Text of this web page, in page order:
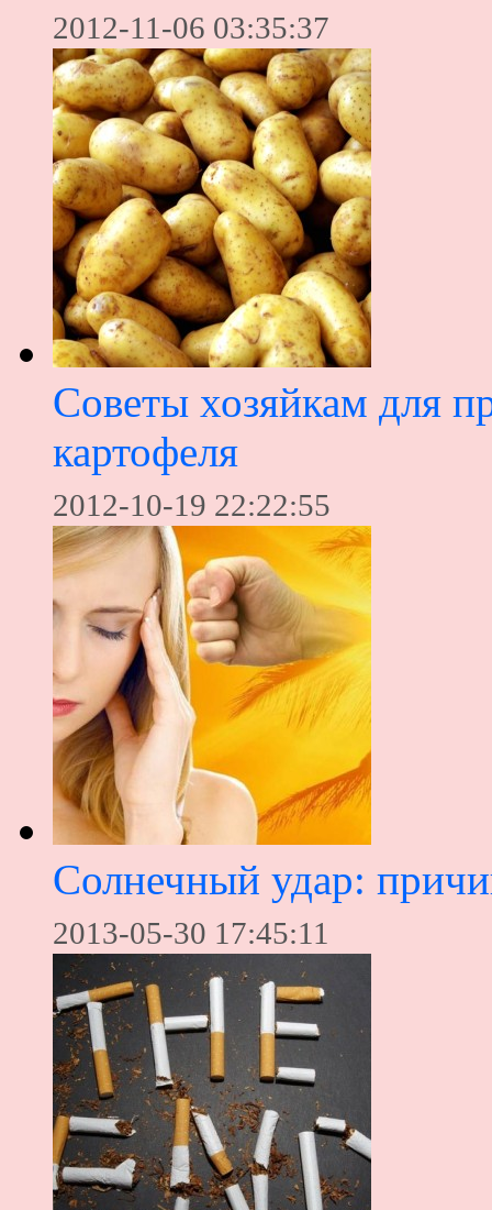
2012-11-06 03:35:37
Советы хозяйкам для
картофеля
2012-10-19 22:22:55
Солнечный удар:
2013-05-30 17:45:11